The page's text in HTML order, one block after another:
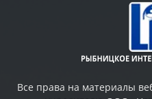
Все права на материалы